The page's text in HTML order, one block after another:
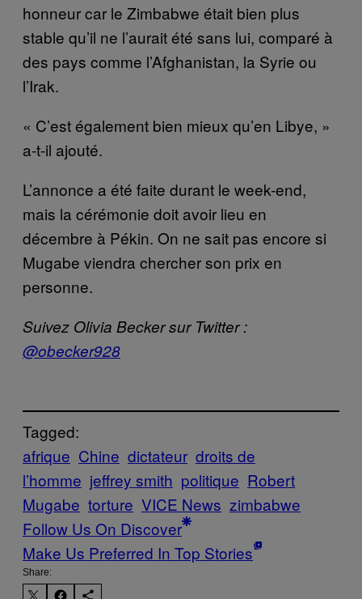
honneur car le Zimbabwe était bien plus
stable qu’il ne l’aurait été sans lui, comparé à
des pays comme l’Afghanistan, la Syrie ou
l’Irak.
« C’est également bien mieux qu’en Libye, »
a-t-il ajouté.
L’annonce a été faite durant le week-end,
mais la cérémonie doit avoir lieu en
décembre à Pékin. On ne sait pas encore si
Mugabe viendra chercher son prix en
personne.
Suivez Olivia Becker sur Twitter :
@obecker928
Tagged:
afrique Chine dictateur droits de
l’homme jeffrey smith politique Robert
Mugabe torture VICE News zimbabwe
Follow Us On Discover
Make Us Preferred In Top Stories
Share: